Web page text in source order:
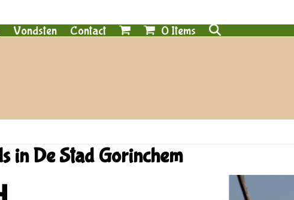
Vondsten Contact 0 Items
in De Stad Gorinchem